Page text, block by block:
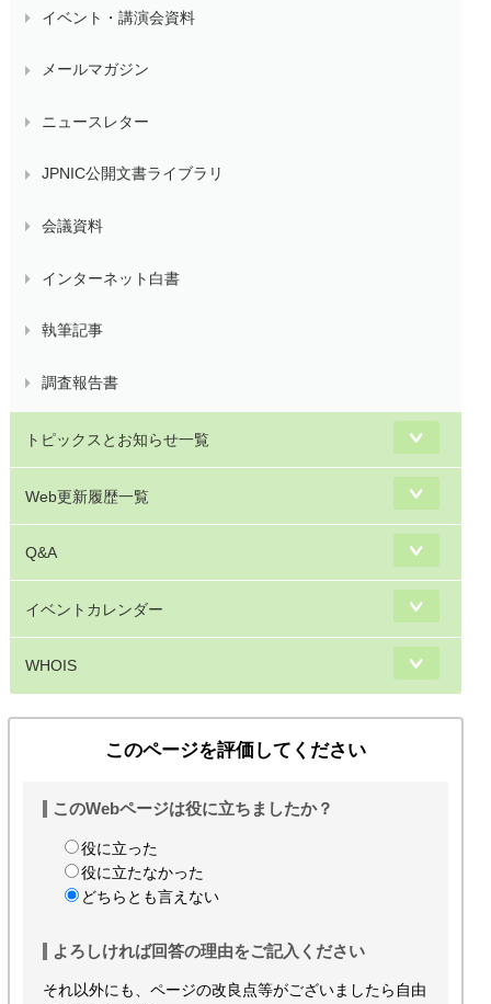
イベント・講演会資料
メールマガジン
ニュースレター
JPNIC公開文書ライブラリ
会議資料
インターネット白書
執筆記事
調査報告書
トピックスとお知らせ一覧
Web更新履歴一覧
Q&A
イベントカレンダー
WHOIS
このページを評価してください
このWebページは役に立ちましたか？
役に立った
役に立たなかった
どちらとも言えない
よろしければ回答の理由をご記入ください
それ以外にも、ページの改良点等がございましたら自由